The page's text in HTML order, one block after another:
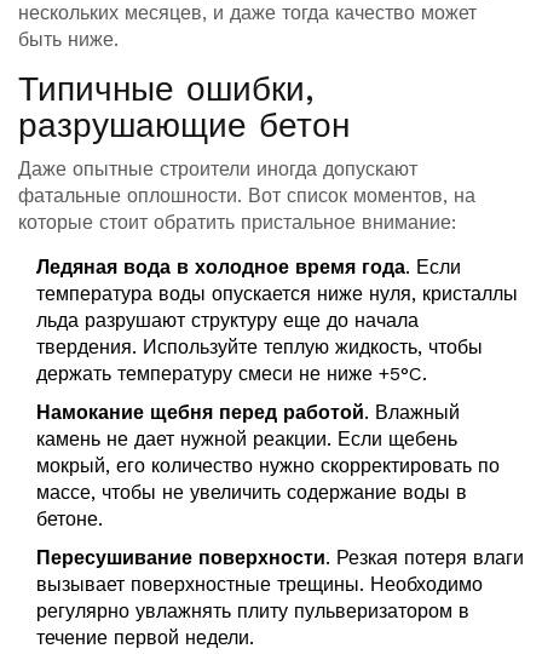
нескольких месяцев, и даже тогда качество может
быть ниже.
Типичные ошибки,
разрушающие бетон
Даже опытные строители иногда допускают
фатальные оплошности. Вот список моментов, на
которые стоит обратить пристальное внимание:
Ледяная вода в холодное время года. Если
температура воды опускается ниже нуля, кристаллы
льда разрушают структуру еще до начала
твердения. Используйте теплую жидкость, чтобы
держать температуру смеси не ниже +5°C.
Намокание щебня перед работой. Влажный
камень не дает нужной реакции. Если щебень
мокрый, его количество нужно скорректировать по
массе, чтобы не увеличить содержание воды в
бетоне.
Пересушивание поверхности. Резкая потеря влаги
вызывает поверхностные трещины. Необходимо
регулярно увлажнять плиту пульверизатором в
течение первой недели.